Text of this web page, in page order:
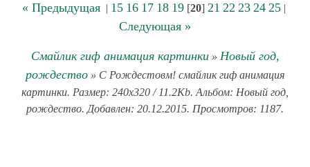
« Предыдущая| 15 16 17 18 19[20] 21 22 23 24 25|
Следующая »
Смайлик гиф анимация картинки» Новый год,
рождество » С Рождестовм! смайлик гиф анимация
картинки. Размер: 240x320 / 11.2Kb. Альбом: Новый год,
рождество. Добавлен: 20.12.2015. Просмотров: 1187.